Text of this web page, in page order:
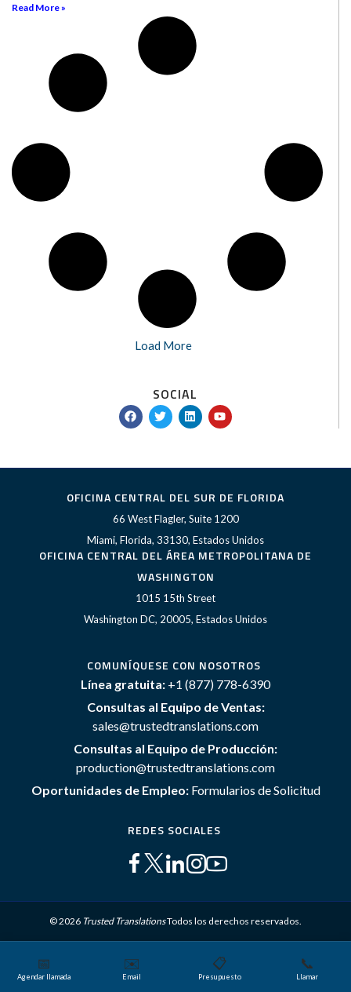
Read More »
Load More
SOCIAL
F
a
c
o
k
T
w
i
e
L
i
n
d
n
Y
o
u
b
OFICINA CENTRAL DEL SUR DE FLORIDA
66 West Flagler, Suite 1200
Miami, Florida, 33130, Estados Unidos
OFICINA CENTRAL DEL ÁREA METROPOLITANA DE
WASHINGTON
1015 15th Street
Washington DC, 20005, Estados Unidos
COMUNÍQUESE CON NOSOTROS
Línea gratuita: +1 (877) 778-6390
Consultas al Equipo de Ventas:
sales@trustedtranslations.com
Consultas al Equipo de Producción:
production@trustedtranslations.com
Oportunidades de Empleo: Formularios de Solicitud
REDES SOCIALES
© 2026 Trusted TranslationsTodos los derechos reservados.
Mapa del sitio Términos y Condiciones Política de privacidad
📅
Agendar llamada
✉️
Email
📋
Presupuesto
📞
Llamar